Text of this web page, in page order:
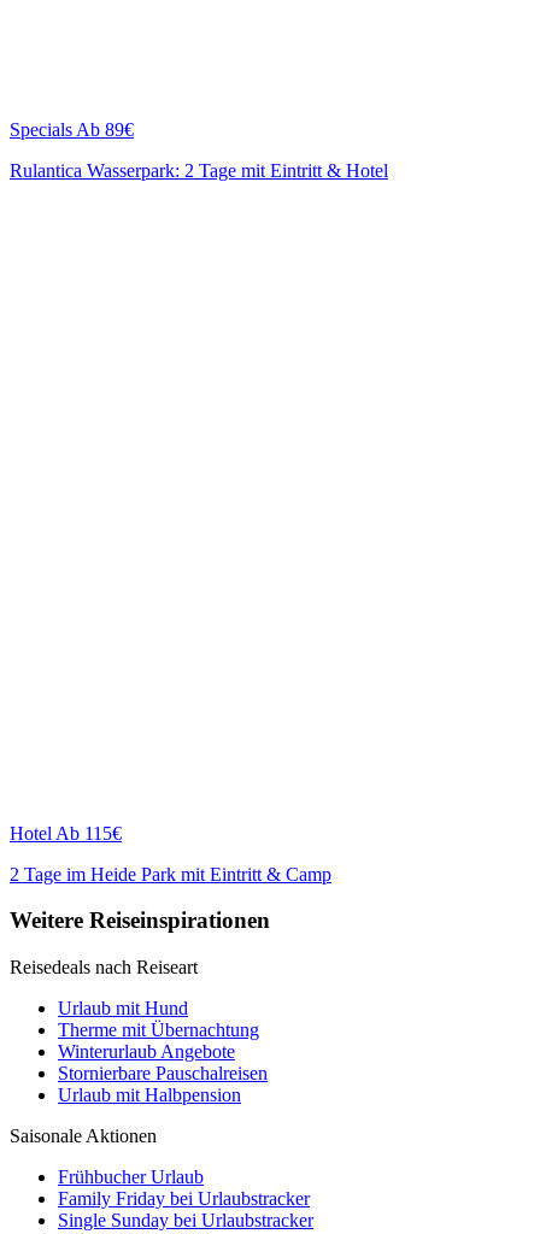
Specials Ab 89€
Rulantica Wasserpark: 2 Tage mit Eintritt & Hotel
Hotel Ab 115€
2 Tage im Heide Park mit Eintritt & Camp
Weitere Reiseinspirationen
Reisedeals nach Reiseart
Urlaub mit Hund
Therme mit Übernachtung
Winterurlaub Angebote
Stornierbare Pauschalreisen
Urlaub mit Halbpension
Saisonale Aktionen
Frühbucher Urlaub
Family Friday bei Urlaubstracker
Single Sunday bei Urlaubstracker